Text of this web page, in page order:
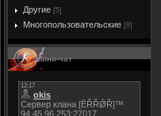
Другие [5]
Многопользовательские [9]
Мини-чат